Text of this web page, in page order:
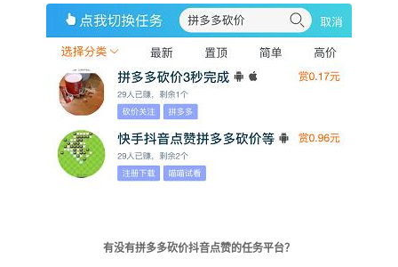
有没有拼多多砍价抖音点赞的任务平台？